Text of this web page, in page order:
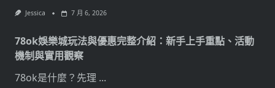
Jessica 7 月 6, 2026
78ok娛樂城玩法與優惠完整介紹：新手上手重點、活動
機制與實用觀察
78ok是什麼？先理 ...